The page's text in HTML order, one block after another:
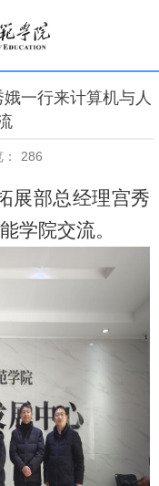
一行来计算机与人
286
展部总经理宫秀
学院交流。